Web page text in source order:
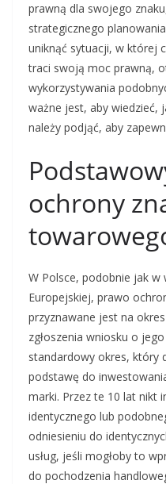
prawną dla swojego
strategicznego
uniknąć sytuacji, w której
traci swoją moc prawną,
wykorzystywania
ważne jest, aby wiedzieć,
należy podjąć, aby
ochrony
W Polsce, podobnie jak w
Europejskiej, prawo
przyznawane jest na
zgłoszenia wniosku o
standardowy okres, który
podstawę do
marki. Przez te 10 lat nikt
identycznego lub
odniesieniu do
usług, jeśli mogłoby to
do pochodzenia